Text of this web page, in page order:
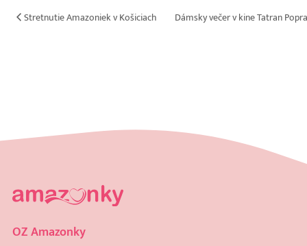
Stretnutie Amazoniek v Košiciach Dámsky večer v kine Tatran
OZ Amazonky